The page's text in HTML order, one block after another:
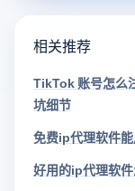
相关推荐
TikTok 账号怎么
坑细节
免费ip代理软件
好用的ip代理软